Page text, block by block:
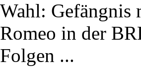
Wahl: Gefängnis
Romeo in der
Folgen ...